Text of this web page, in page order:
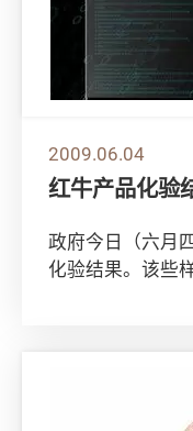
2009.06.04
红牛产品化验
政府今日（六月
化验结果。该些